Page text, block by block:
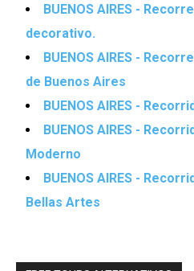
BUENOS AIRES -
decorativo.
BUENOS AIRES -
de Buenos Aires
BUENOS AIRES -
BUENOS AIRES -
Moderno
BUENOS AIRES -
Bellas Artes